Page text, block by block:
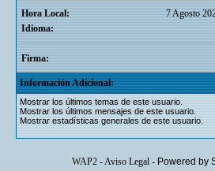
Hora Local:
7 Agosto
Idioma:
Firma:
Información Adicional:
Mostrar los últimos temas de este usuario.
Mostrar los últimos mensajes de este usuario.
Mostrar estadísticas generales de este usuario.
WAP2-Aviso Legal- Powered by